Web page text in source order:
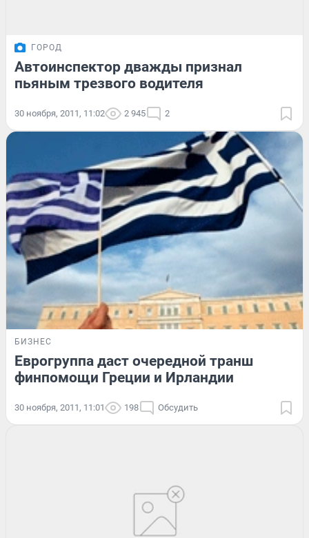
ГОРОД
Автоинспектор дважды признал
пьяным трезвого водителя
30 ноября, 2011, 11:02 2 945 2
БИЗНЕС
Еврогруппа даст очередной транш
финпомощи Греции и Ирландии
30 ноября, 2011, 11:01 198 Обсудить